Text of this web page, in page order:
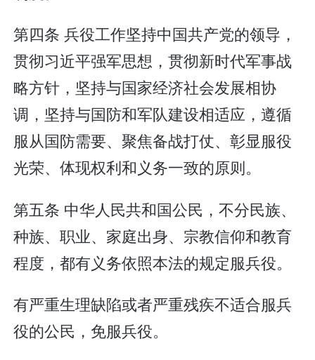
第四条 兵役工作坚持中国共产党的领导，
贯彻习近平强军思想，贯彻新时代军事战
略方针，坚持与国家经济社会发展相协
调，坚持与国防和军队建设相适应，遵循
服从国防需要、聚焦备战打仗、彰显服役
光荣、体现权利和义务一致的原则。
第五条 中华人民共和国公民，不分民族、
种族、职业、家庭出身、宗教信仰和教育
程度，都有义务依照本法的规定服兵役。
有严重生理缺陷或者严重残疾不适合服兵
役的公民，免服兵役。